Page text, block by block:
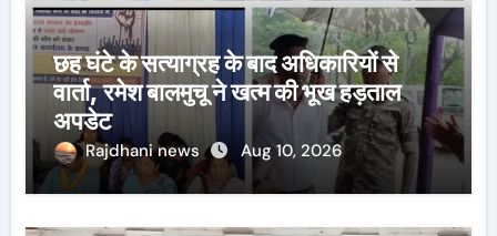
छह घंटे के सत्याग्रह के बाद अधिकारियों से
वार्ता, रमेश बालमुचू ने खत्म की भूख हड़ताल
अपडेट
Rajdhani news Aug 10, 2026